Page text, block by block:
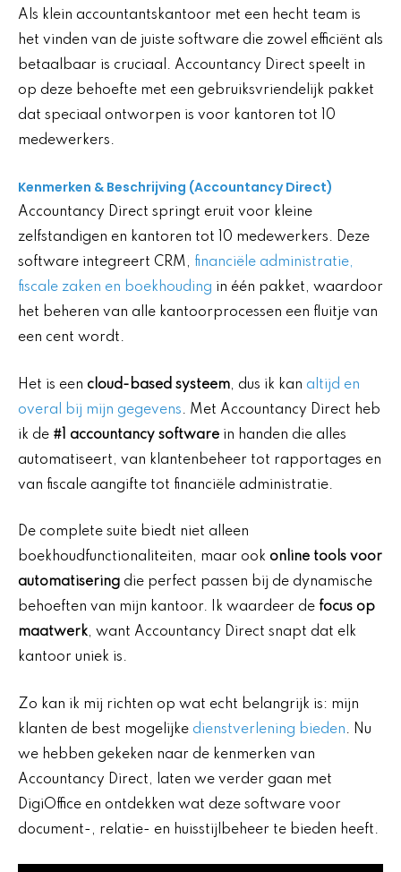
Als klein accountantskantoor met een hecht team is
het vinden van de juiste software die zowel efficiënt als
betaalbaar is cruciaal. Accountancy Direct speelt in
op deze behoefte met een gebruiksvriendelijk pakket
dat speciaal ontworpen is voor kantoren tot 10
medewerkers.
Kenmerken & Beschrijving (Accountancy Direct)
Accountancy Direct springt eruit voor kleine
zelfstandigen en kantoren tot 10 medewerkers. Deze
software integreert CRM, financiële administratie,
fiscale zaken en boekhouding in één pakket, waardoor
het beheren van alle kantoorprocessen een fluitje van
een cent wordt.
Het is een cloud-based systeem, dus ik kan altijd en
overal bij mijn gegevens. Met Accountancy Direct heb
ik de #1 accountancy software in handen die alles
automatiseert, van klantenbeheer tot rapportages en
van fiscale aangifte tot financiële administratie.
De complete suite biedt niet alleen
boekhoudfunctionaliteiten, maar ook online tools voor
automatisering die perfect passen bij de dynamische
behoeften van mijn kantoor. Ik waardeer de focus op
maatwerk, want Accountancy Direct snapt dat elk
kantoor uniek is.
Zo kan ik mij richten op wat echt belangrijk is: mijn
klanten de best mogelijke dienstverlening bieden. Nu
we hebben gekeken naar de kenmerken van
Accountancy Direct, laten we verder gaan met
DigiOffice en ontdekken wat deze software voor
document-, relatie- en huisstijlbeheer te bieden heeft.